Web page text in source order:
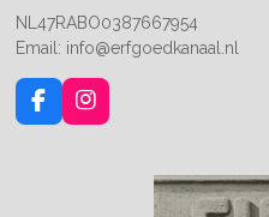
NL47RABO0387667954
Email: info@erfgoedkanaal.nl
F
a
I
n